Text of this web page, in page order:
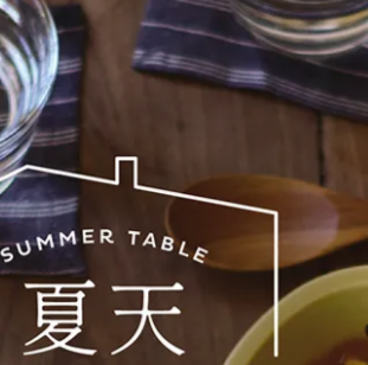
，終於回應了顧客的期待。